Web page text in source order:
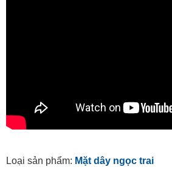
Loại sản phẩm: Mặt dây ngọc trai